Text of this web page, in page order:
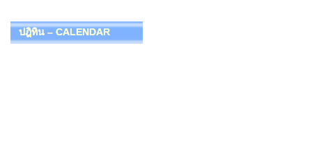
ปฎิทิน – CALENDAR